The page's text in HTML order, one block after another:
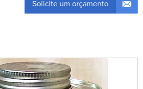
Solicite um orçamento